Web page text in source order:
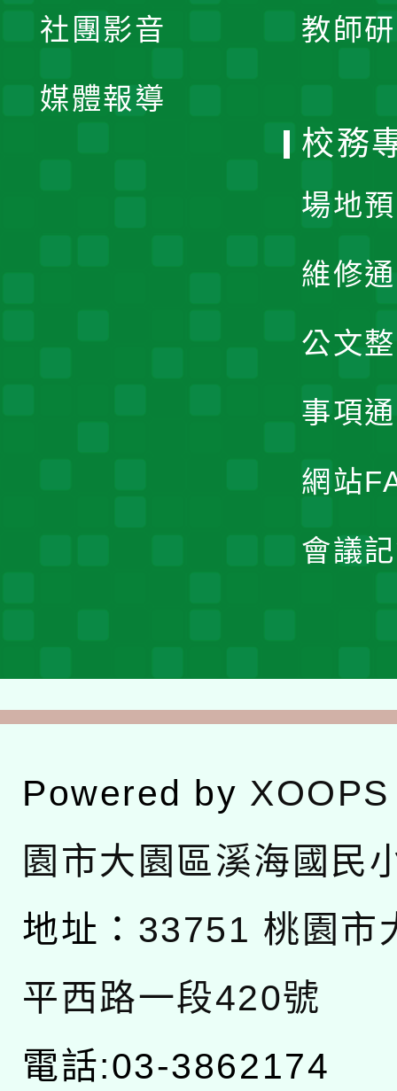
教師
社團影音
媒體報導
校務
場地
維修
公文
事項
網站
會議
Powered by XOOPS
園市大園區溪海國民
地址： 33751 桃園市
平西路一段420號
電話:03-3862174